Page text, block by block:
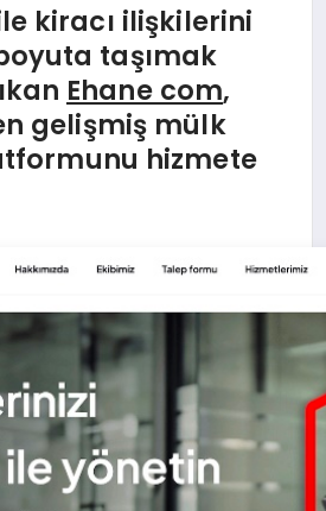
kiracı ilişkilerini
taşımak
kan Ehane com,
gelişmiş mülk
hizmete